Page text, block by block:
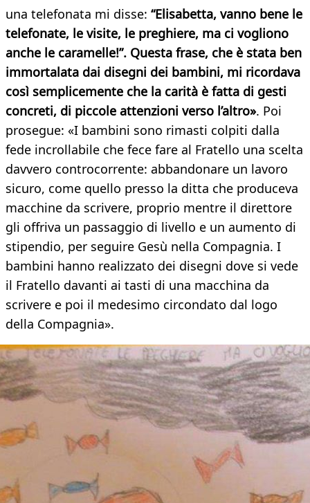
una telefonata mi disse: “Elisabetta, vanno bene le
telefonate, le visite, le preghiere, ma ci vogliono
anche le caramelle!”. Questa frase, che è stata ben
immortalata dai disegni dei bambini, mi ricordava
così semplicemente che la carità è fatta di gesti
concreti, di piccole attenzioni verso l’altro». Poi
prosegue: «I bambini sono rimasti colpiti dalla
fede incrollabile che fece fare al Fratello una scelta
davvero controcorrente: abbandonare un lavoro
sicuro, come quello presso la ditta che produceva
macchine da scrivere, proprio mentre il direttore
gli offriva un passaggio di livello e un aumento di
stipendio, per seguire Gesù nella Compagnia. I
bambini hanno realizzato dei disegni dove si vede
il Fratello davanti ai tasti di una macchina da
scrivere e poi il medesimo circondato dal logo
della Compagnia».